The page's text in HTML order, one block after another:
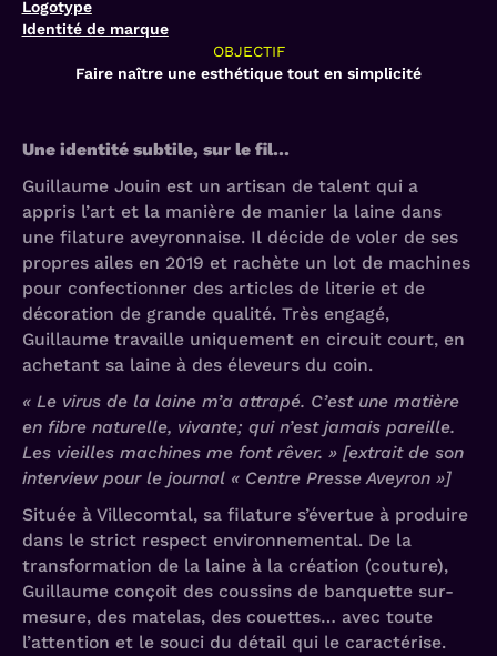
Logotype
Identité de marque
OBJECTIF
Faire naître une esthétique tout en simplicité
Une identité subtile, sur le fil…
Guillaume Jouin est un artisan de talent qui a
appris l’art et la manière de manier la laine dans
une filature aveyronnaise. Il décide de voler de ses
propres ailes en 2019 et rachète un lot de machines
pour confectionner des articles de literie et de
décoration de grande qualité. Très engagé,
Guillaume travaille uniquement en circuit court, en
achetant sa laine à des éleveurs du coin.
« Le virus de la laine m’a attrapé. C’est une matière
en fibre naturelle, vivante; qui n’est jamais pareille.
Les vieilles machines me font rêver. » [extrait de son
interview pour le journal « Centre Presse Aveyron »]
Située à Villecomtal, sa filature s’évertue à produire
dans le strict respect environnemental. De la
transformation de la laine à la création (couture),
Guillaume conçoit des coussins de banquette sur-
mesure, des matelas, des couettes… avec toute
l’attention et le souci du détail qui le caractérise.